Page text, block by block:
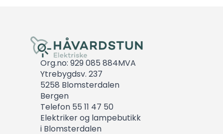
Org.no: 929 085 884MVA
Ytrebygdsv. 237
5258 Blomsterdalen
Bergen
Telefon 55 11 47 50
Elektriker og lampebutikk
i Blomsterdalen